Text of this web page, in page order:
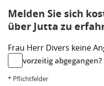
Melden Sie sich
über Jutta zu
Frau Herr Divers keine
vorzeitig abgegangen?
* Pflichtfelder